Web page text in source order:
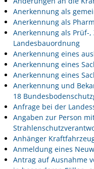
Anerkennung als
Anerkennung als
Anerkennung als Prüf-
Landesbauordnung
Anerkennung eines
Anerkennung eines
Anerkennung eines
Anerkennung und
18
Anfrage bei der
Angaben zur Person
Anhänger
Anmeldung eines
Antrag auf Ausnahme